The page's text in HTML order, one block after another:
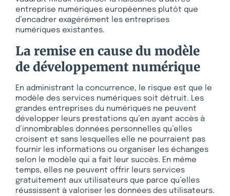
entreprise numériques européennes plutôt que
d’encadrer exagérément les entreprises
numériques existantes.
La remise en cause du modèle
de développement numérique
En administrant la concurrence, le risque est que le
modèle des services numériques soit détruit. Les
grandes entreprises du numériques ne peuvent
développer leurs prestations qu’en ayant accès à
d’innombrables données personnelles qu’elles
croisent et sans lesquelles elle ne pourraient pas
fournir les informations ou organiser les échanges
selon le modèle qui a fait leur succès. En même
temps, elles ne peuvent offrir leurs services
gratuitement aux utilisateurs que parce qu’elles
réussissent à valoriser les données des utilisateurs.